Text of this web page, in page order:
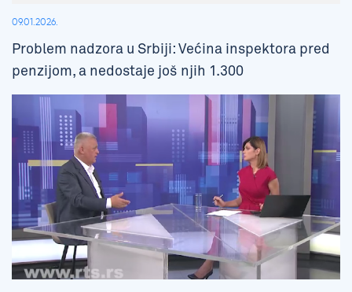
09.01.2026.
Problem nadzora u Srbiji: Većina inspektora pred
penzijom, a nedostaje još njih 1.300